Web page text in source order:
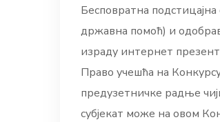
Бесповратна
државна помоћ) и
израду интернет
Право учешћа на
предузетничке радње
субјекат може на овом